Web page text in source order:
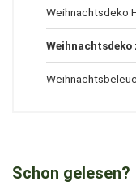
Weihnachtsdeko
Weihnachtsdeko
Schon gelesen?